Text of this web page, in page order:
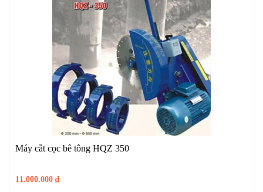
Máy cắt cọc bê tông HQZ 350
11.000.000 ₫